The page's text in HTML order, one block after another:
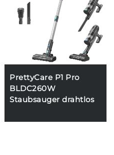
PrettyCare P1 Pro
BLDC260W
Staubsauger drahtlos